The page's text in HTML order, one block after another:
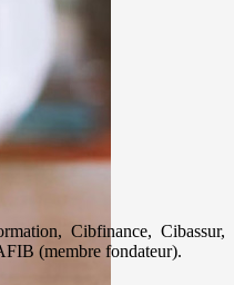
Cibfinance, Cibassur,
(membre fondateur).